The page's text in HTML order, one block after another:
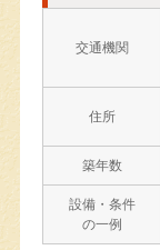
交通機関
住所
築年数
設備・条件
の一例